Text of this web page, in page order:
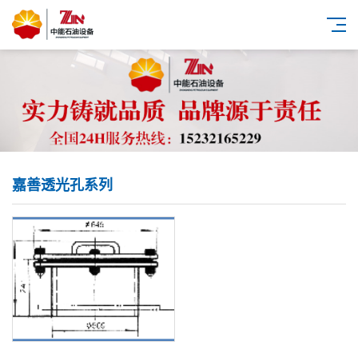
嘉善透光孔系列